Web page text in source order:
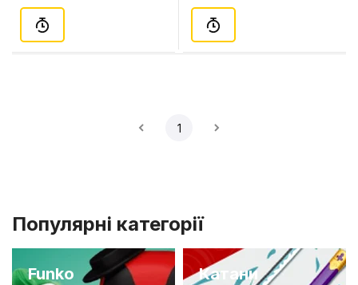
1
Популярні категорії
Funko Катани